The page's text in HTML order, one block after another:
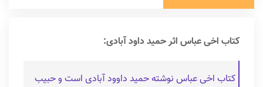
کتاب اخی عباس اثر حمید داود آبادی:
کتاب اخی عباس نوشته حمید داوود آبادی است و حبیب